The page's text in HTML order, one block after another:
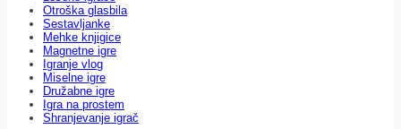
Otroška glasbila
Sestavljanke
Mehke knjigice
Magnetne igre
Igranje vlog
Miselne igre
Družabne igre
Igra na prostem
Shranjevanje igrač